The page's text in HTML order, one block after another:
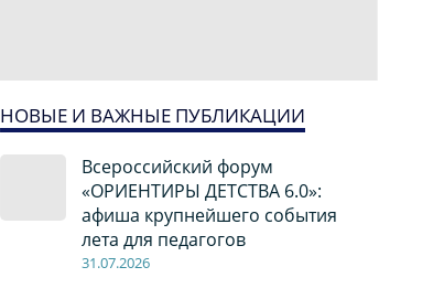
НОВЫЕ И ВАЖНЫЕ ПУБЛИКАЦИИ
Всероссийский форум
«ОРИЕНТИРЫ ДЕТСТВА 6.0»:
афиша крупнейшего события
лета для педагогов
31.07.2026